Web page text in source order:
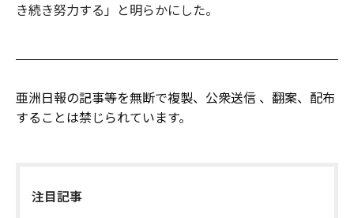
き続き努力する」と明らかにした。
亜洲日報の記事等を無断で複製、公衆送信 、翻案、配布
することは禁じられています。
注目記事